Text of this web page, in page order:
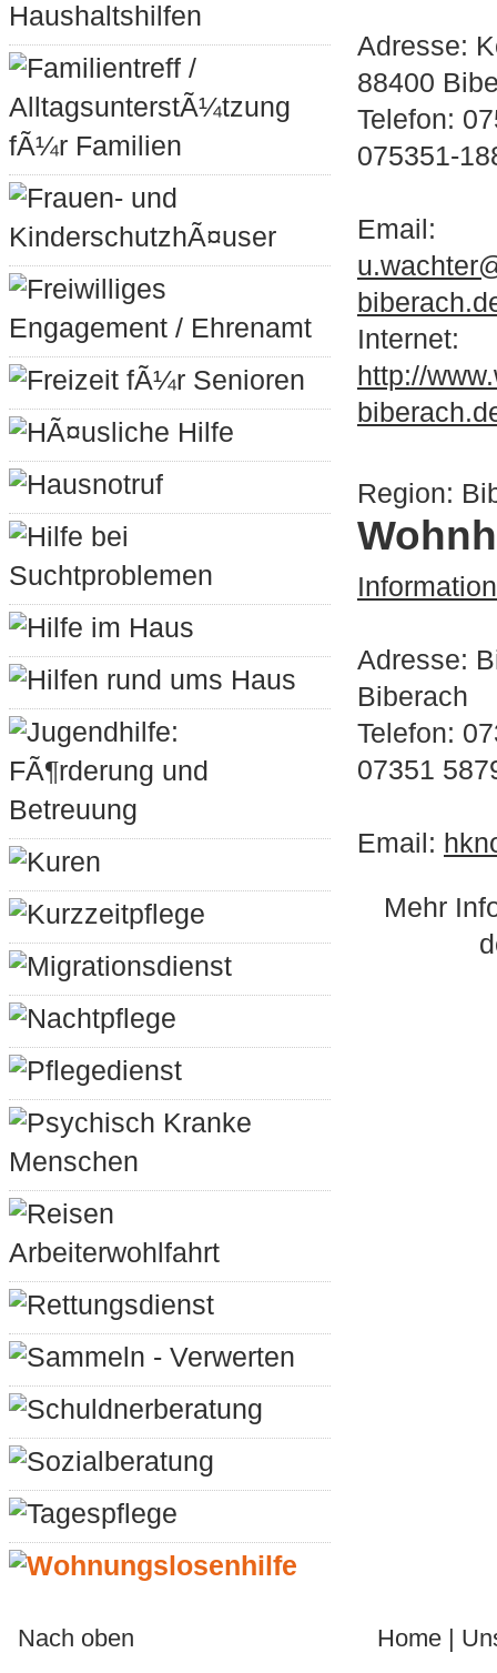
Haushaltshilfen
Familientreff /
AlltagsunterstÃ¼tzung
fÃ¼r Familien
Frauen- und
KinderschutzhÃ¤user
Freiwilliges
Engagement / Ehrenamt
Freizeit fÃ¼r Senioren
HÃ¤usliche Hilfe
Hausnotruf
Hilfe bei
Suchtproblemen
Hilfe im Haus
Hilfen rund ums Haus
Jugendhilfe:
FÃ¶rderung und
Betreuung
Kuren
Kurzzeitpflege
Migrationsdienst
Nachtpflege
Pflegedienst
Psychisch Kranke
Menschen
Reisen
Arbeiterwohlfahrt
Rettungsdienst
Sammeln - Verwerten
Schuldnerberatung
Sozialberatung
Tagespflege
Wohnungslosenhilfe
Adresse:
88400
Telefon:
075351-
Email:
Internet:
http://
Region:
Adresse:
Biberach
Telefon:
07351
Email:
Mehr
Nach oben Home |